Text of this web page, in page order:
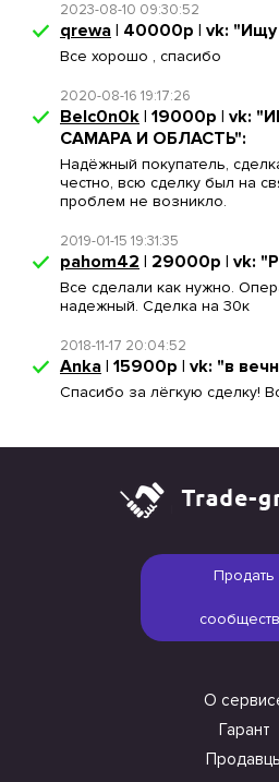
2023-08-10 09:30:52
qrewa | 40000р | vk:
Все хорошо , спасибо
2020-08-16 19:17:26
Belc0n0k | 19000р | vk:
САМАРА И ОБЛАСТЬ":
Надёжный покупатель,
честно, всю сделку был на
проблем не возникло.
2019-01-15 19:31:35
pahom42 | 29000р | vk: "P
Все сделали как нужно.
надежный. Сделка на 30к
2018-11-17 20:04:52
Anka | 15900р | vk: "в
Спасибо за лёгкую сделку!
Продать
О
Гарант